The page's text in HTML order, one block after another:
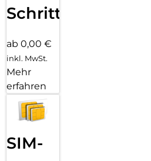
Schritten
ab 0,00 €
inkl. MwSt.
Mehr
erfahren
SIM-